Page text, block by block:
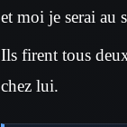
et moi je serai au
Ils firent tous
chez lui.